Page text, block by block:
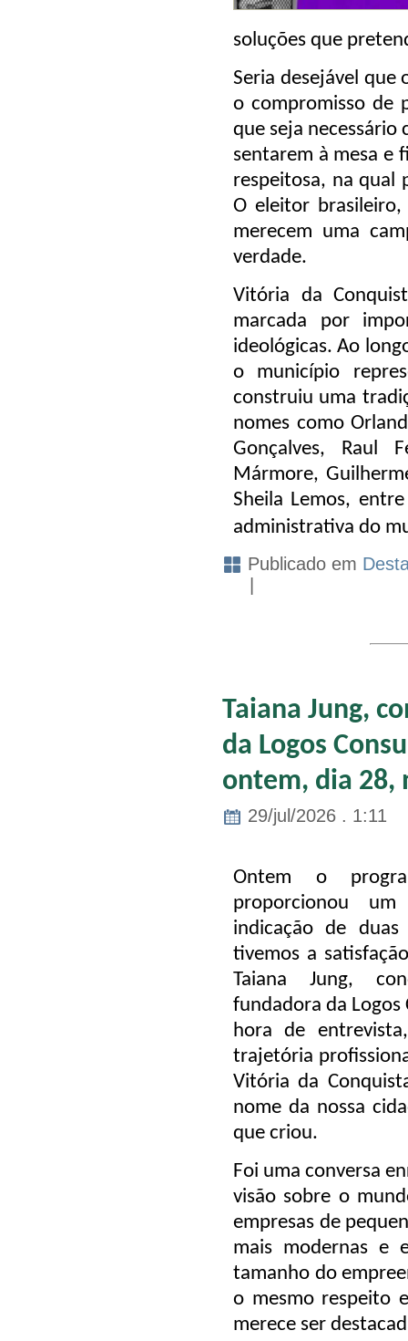
soluções que
Seria desejável que
o compromisso de
que seja necessário
sentarem à mesa e
respeitosa, na qual
O eleitor
merecem uma
verdade.
Vitória da
marcada por
ideológicas. Ao
o município
construiu uma
nomes como
Gonçalves, Raul
Mármore,
Sheila Lemos,
administrativa do
Publicado em
Taiana Jung,
da Logos
ontem, dia 28,
29/jul/2026 . 1:11
Ontem o
proporcionou
indicação de
tivemos a
Taiana Jung,
fundadora da
hora de
trajetória
Vitória da
nome da nossa
que criou.
Foi uma conversa
visão sobre o
empresas de
mais modernas e
tamanho do
o mesmo respeito
merece ser